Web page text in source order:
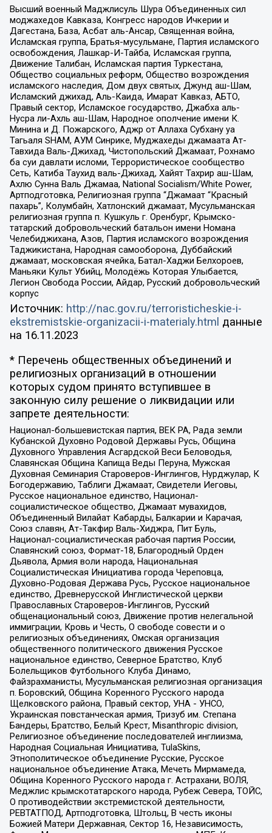
Высший военный Маджлисуль Шура Объединенных сил
моджахедов Кавказа, Конгресс народов Ичкерии и
Дагестана, База, Асбат аль-Ансар, Священная война,
Исламская группа, Братья-мусульмане, Партия исламского
освобождения, Лашкар-И-Тайба, Исламская группа,
Движение Талибан, Исламская партия Туркестана,
Общество социальных реформ, Общество возрождения
исламского наследия, Дом двух святых, Джунд аш-Шам,
Исламский джихад, Аль-Каида, Имарат Кавказ, АБТО,
Правый сектор, Исламское государство, Джабха аль-
Нусра ли-Ахль аш-Шам, Народное ополчение имени К.
Минина и Д. Пожарского, Аджр от Аллаха Субхану уа
Тагьаля SHAM, АУМ Синрике, Муджахеды джамаата Ат-
Тавхида Валь-Джихад, Чистопольский Джамаат, Рохнамо
ба суи давлати исломи, Террористическое сообщество
Сеть, Катиба Таухид валь-Джихад, Хайят Тахрир аш-Шам,
Ахлю Сунна Валь Джамаа, National Socialism/White Power,
Артподготовка, Религиозная группа “Джамаат “Красный
пахарь”, Колумбайн, Хатлонский джамаат, Мусульманская
религиозная группа п. Кушкуль г. Оренбург, Крымско-
татарский добровольческий батальон имени Номана
Челебиджихана, Азов, Партия исламского возрождения
Таджикистана, Народная самооборона, Дуббайский
джамаат, московская ячейка, Батал-Хаджи Белхороев,
Маньяки Культ Убийц, Молодёжь Которая Улыбается,
Легион Свобода России, Айдар, Русский добровольческий
корпус
Источник: http://nac.gov.ru/terroristicheskie-i-
ekstremistskie-organizacii-i-materialy.html данные
на 16.11.2023
* Перечень общественных объединений и
религиозных организаций в отношении
которых судом принято вступившее в
законную силу решение о ликвидации или
запрете деятельности:
Национал-большевистская партия, ВЕК РА, Рада земли
Кубанской Духовно Родовой Державы Русь, Община
Духовного Управления Асгардской Веси Беловодья,
Славянская Община Капища Веды Перуна, Мужская
Духовная Семинария Староверов-Инглингов, Нурджулар, К
Богодержавию, Таблиги Джамаат, Свидетели Иеговы,
Русское национальное единство, Национал-
социалистическое общество, Джамаат мувахидов,
Объединенный Вилайат Кабарды, Балкарии и Карачая,
Союз славян, Ат-Такфир Валь-Хиджра, Пит Буль,
Национал-социалистическая рабочая партия России,
Славянский союз, Формат-18, Благородный Орден
Дьявола, Армия воли народа, Национальная
Социалистическая Инициатива города Череповца,
Духовно-Родовая Держава Русь, Русское национальное
единство, Древнерусской Инглистической церкви
Православных Староверов-Инглингов, Русский
общенациональный союз, Движение против нелегальной
иммиграции, Кровь и Честь, О свободе совести и о
религиозных объединениях, Омская организация
общественного политического движения Русское
национальное единство, Северное Братство, Клуб
Болельщиков Футбольного Клуба Динамо,
Файзрахманисты, Мусульманская религиозная организация
п. Боровский, Община Коренного Русского народа
Щелковского района, Правый сектор, УНА - УНСО,
Украинская повстанческая армия, Тризуб им. Степана
Бандеры, Братство, Белый Крест, Misanthropic division,
Религиозное объединение последователей инглиизма,
Народная Социальная Инициатива, TulaSkins,
Этнополитическое объединение Русские, Русское
национальное объединение Атака, Мечеть Мирмамеда,
Община Коренного Русского народа г. Астрахани, ВОЛЯ,
Меджлис крымскотатарского народа, Рубеж Севера, ТОЙС,
О противодействии экстремистской деятельности,
РЕВТАТПОД, Артподготовка, Штольц, В честь иконы
Божией Матери Державная, Сектор 16, Независимость,